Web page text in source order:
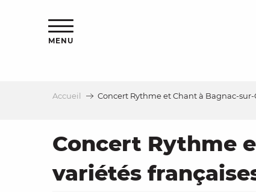
MENU
Accueil Concert Rythme et Chant à Bagnac-
Concert Rythme
variétés